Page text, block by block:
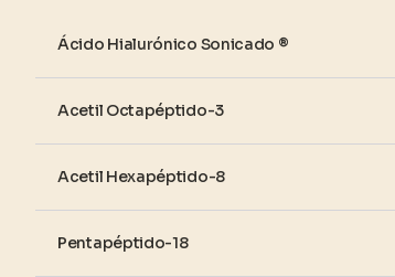
Ácido Hialurónico Sonicado ®
Acetil Octapéptido-3
Acetil Hexapéptido-8
Pentapéptido-18